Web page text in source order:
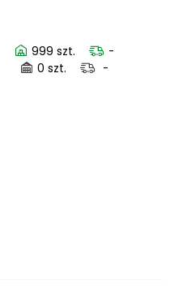
999 szt.
-
0 szt.
-